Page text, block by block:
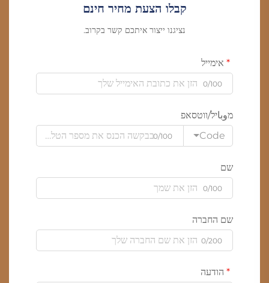
קבלו הצעת מחיר חינם
נציגנו ייצור איתכם קשר בקרוב.
אימייל
0/100
מوباיל/ווטסאפ
Code
0/100
שם
0/100
שם החברה
0/200
הודעה